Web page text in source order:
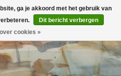
Inloggen 0
ga je akkoord met het gebruik van
Dit bericht verbergen
cookies »